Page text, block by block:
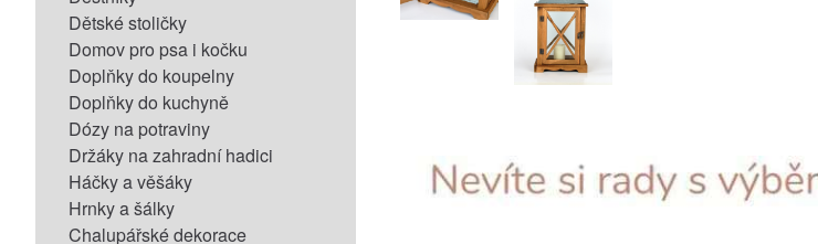
Dětské stoličky
Domov pro psa i kočku
Doplňky do koupelny
Doplňky do kuchyně
Dózy na potraviny
Držáky na zahradní hadici
Háčky a věšáky
Hrnky a šálky
Chalupářské dekorace